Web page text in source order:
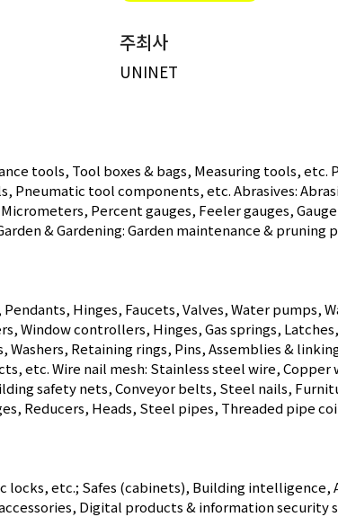
주최사
UNINET
tools, Tool boxes & bags, Measuring tools,
Pneumatic tool components, etc. Abrasives:
Percent gauges, Feeler gauges,
& Gardening: Garden maintenance &
Hinges, Faucets, Valves, Water pumps,
Window controllers, Hinges, Gas springs,
Retaining rings, Pins, Assemblies &
etc. Wire nail mesh: Stainless steel wire, Copper
safety nets, Conveyor belts, Steel nails,
Reducers, Heads, Steel pipes, Threaded pipe
locks, etc.; Safes (cabinets), Building
Digital products & information security